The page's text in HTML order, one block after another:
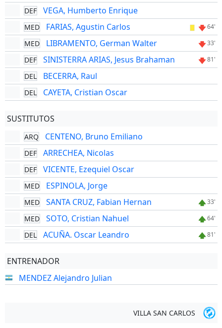
DEF VEGA, Humberto Enrique
MED FARIAS, Agustin Carlos 64'
MED LIBRAMENTO, German Walter 33'
DEF SINISTERRA ARIAS, Jesus Brahaman 81'
DEL BECERRA, Raul
DEL CAYETA, Cristian Oscar
SUSTITUTOS
ARQ CENTENO, Bruno Emiliano
DEF ARRECHEA, Nicolas
DEF VICENTE, Ezequiel Oscar
MED ESPINOLA, Jorge
MED SANTA CRUZ, Fabian Hernan 33'
MED SOTO, Cristian Nahuel 64'
DEL ACUÑA. Oscar Leandro 81'
ENTRENADOR
MENDEZ Alejandro Julian
VILLA SAN CARLOS